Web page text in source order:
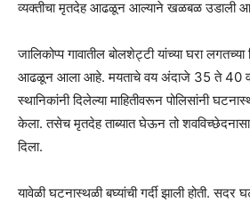
व्यक्तीचा मृतदेह आढळून आल्याने खळबळ उडाली
जालिकोप्प गावातील बोलशेट्टी यांच्या घरा
आढळून आला आहे. मयताचे वय अंदाजे 35 ते 40
स्थानिकांनी दिलेल्या माहितीवरून पोलिसांनी
केला. तसेच मृतदेह ताब्यात घेऊन तो
दिला.
यावेळी घटनास्थळी बघ्यांची गर्दी झाली होती. सदर